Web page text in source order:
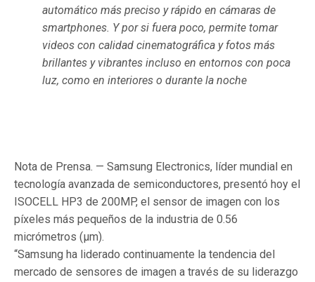
automático más preciso y rápido en cámaras de
smartphones. Y por si fuera poco, permite tomar
videos con calidad cinematográfica y fotos más
brillantes y vibrantes incluso en entornos con poca
luz, como en interiores o durante la noche
Nota de Prensa. — Samsung Electronics, líder mundial en
tecnología avanzada de semiconductores, presentó hoy el
ISOCELL HP3 de 200MP, el sensor de imagen con los
píxeles más pequeños de la industria de 0.56
micrómetros (μm).
“Samsung ha liderado continuamente la tendencia del
mercado de sensores de imagen a través de su liderazgo